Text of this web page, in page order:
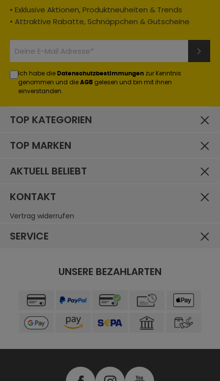
• Exklusive Aktionen, Produktneuheiten & Trends
• Attraktive Rabatte, Schnäppchen & Gutscheine
Ich habe die Datenschutzbestimmungen zur Kenntnis
genommen und die AGB gelesen und bin mit ihnen
einverstanden.
TOP KATEGORIEN
TOP MARKEN
AKTUELL BELIEBT
KONTAKT
Vertrag widerrufen
SERVICE
UNSERE BEZAHLARTEN